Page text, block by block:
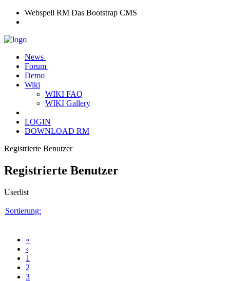
Webspell RM Das Bootstrap CMS
News
Forum
Demo
Wiki
WIKI FAQ
WIKI Gallery
LOGIN
DOWNLOAD RM
Registrierte Benutzer
Registrierte Benutzer
Userlist
Sortierung:
«
‹
1
2
3